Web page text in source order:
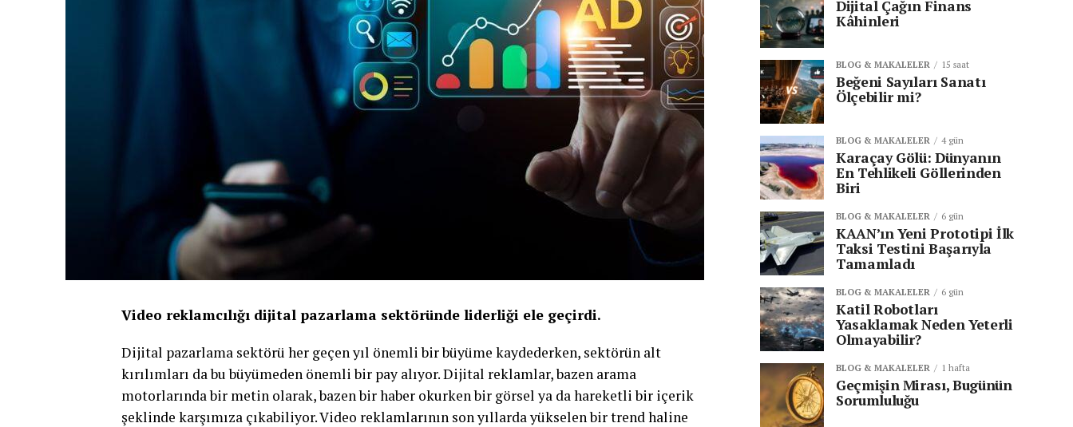
Video reklamcılığı dijital pazarlama sektöründe liderliği ele geçirdi.
Dijital pazarlama sektörü her geçen yıl önemli bir büyüme kaydederken, sektörün alt
kırılımları da bu büyümeden önemli bir pay alıyor. Dijital reklamlar, bazen arama
motorlarında bir metin olarak, bazen bir haber okurken bir görsel ya da hareketli bir içerik
şeklinde karşımıza çıkabiliyor. Video reklamlarının son yıllarda yükselen bir trend haline
Dijital Çağın Finans
Kâhinleri
BLOG & MAKALELER 15 saat
Beğeni Sayıları Sanatı
Ölçebilir mi?
BLOG & MAKALELER 4 gün
Karaçay Gölü: Dünyanın
En Tehlikeli Göllerinden
Biri
BLOG & MAKALELER 6 gün
KAAN’ın Yeni Prototipi İlk
Taksi Testini Başarıyla
Tamamladı
BLOG & MAKALELER 6 gün
Katil Robotları
Yasaklamak Neden Yeterli
Olmayabilir?
BLOG & MAKALELER 1 hafta
Geçmişin Mirası, Bugünün
Sorumluluğu